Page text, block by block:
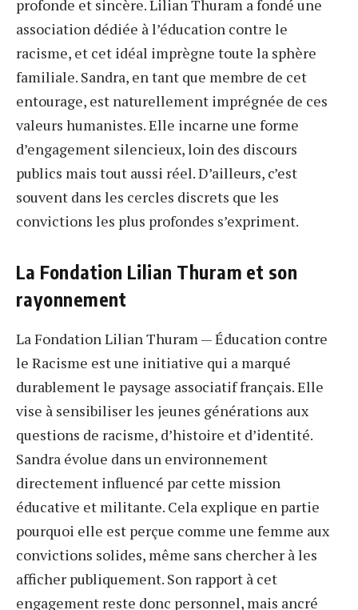
profonde et sincère. Lilian Thuram a fondé une
association dédiée à l’éducation contre le
racisme, et cet idéal imprègne toute la sphère
familiale. Sandra, en tant que membre de cet
entourage, est naturellement imprégnée de ces
valeurs humanistes. Elle incarne une forme
d’engagement silencieux, loin des discours
publics mais tout aussi réel. D’ailleurs, c’est
souvent dans les cercles discrets que les
convictions les plus profondes s’expriment.
La Fondation Lilian Thuram et son
rayonnement
La Fondation Lilian Thuram — Éducation contre
le Racisme est une initiative qui a marqué
durablement le paysage associatif français. Elle
vise à sensibiliser les jeunes générations aux
questions de racisme, d’histoire et d’identité.
Sandra évolue dans un environnement
directement influencé par cette mission
éducative et militante. Cela explique en partie
pourquoi elle est perçue comme une femme aux
convictions solides, même sans chercher à les
afficher publiquement. Son rapport à cet
engagement reste donc personnel, mais ancré